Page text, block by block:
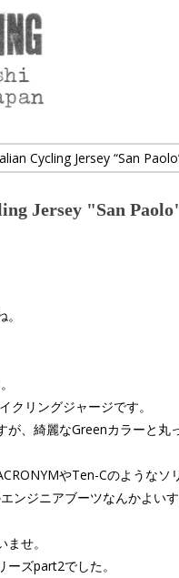
Cycling Jersey “San
Jersey "San
クリングジャージです。
、綺麗なGreenカラーと丸
やTen-Cのような
ンジニアブーツなんかよいす
せ。
ズpart2でした。